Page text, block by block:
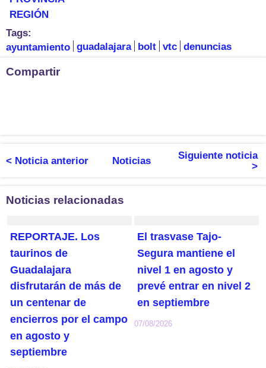
REGIÓN
Tags:
ayuntamiento guadalajara bolt vtc denuncias
Compartir
< Noticia anterior Noticias
Siguiente noticia
>
Noticias relacionadas
REPORTAJE. Los
taurinos de
Guadalajara
disfrutarán de más de
un centenar de
encierros por el campo
en agosto y
septiembre
El trasvase Tajo-
Segura mantiene el
nivel 1 en agosto y
prevé entrar en nivel 2
en septiembre
07/08/2026